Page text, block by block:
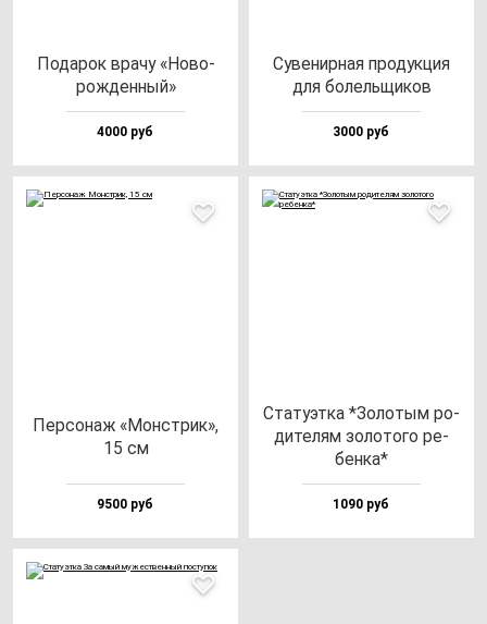
Пода­рок вра­чу «Ново­
рож­ден­ный»
4000 руб
Суве­нир­ная про­дук­ция
для бо­лель­щи­ков
3000 руб
Пер­со­наж «Монс­трик»,
15 см
9500 руб
Ста­ту­эт­ка *Золо­тым ро­
ди­те­лям зо­ло­то­го ре­
бен­ка*
1090 руб